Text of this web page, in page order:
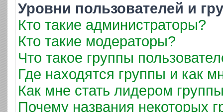
Уровни пользователей и
Кто такие администраторы?
Кто такие модераторы?
Что такое группы
Где находятся группы и как
Как мне стать лидером
Почему названия некоторых